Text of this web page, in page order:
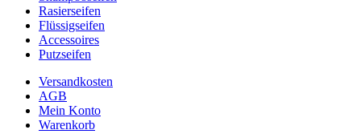
Rasierseifen
Flüssigseifen
Accessoires
Putzseifen
Versand­kosten
AGB
Mein Konto
Warenkorb